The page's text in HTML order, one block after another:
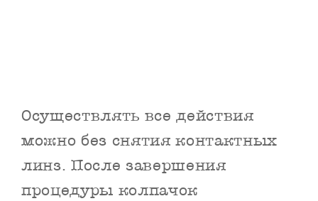
Осуществлять все действия
можно без снятия контактных
линз. После завершения
процедуры колпачок